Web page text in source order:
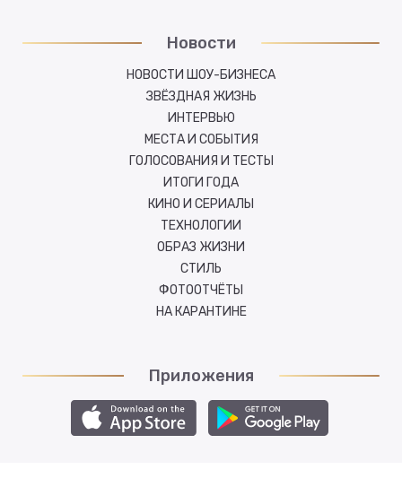
Новости
НОВОСТИ ШОУ-БИЗНЕСА
ЗВЁЗДНАЯ ЖИЗНЬ
ИНТЕРВЬЮ
МЕСТА И СОБЫТИЯ
ГОЛОСОВАНИЯ И ТЕСТЫ
ИТОГИ ГОДА
КИНО И СЕРИАЛЫ
ТЕХНОЛОГИИ
ОБРАЗ ЖИЗНИ
СТИЛЬ
ФОТООТЧЁТЫ
НА КАРАНТИНЕ
Приложения